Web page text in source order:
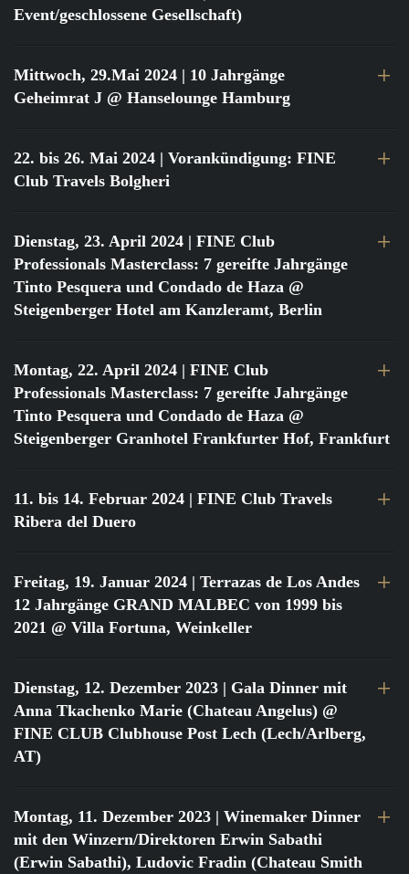
Event/geschlossene Gesellschaft)
Mittwoch, 29.Mai 2024 | 10 Jahrgänge
Geheimrat J @ Hanselounge Hamburg
22. bis 26. Mai 2024 | Vorankündigung: FINE
Club Travels Bolgheri
Dienstag, 23. April 2024 | FINE Club
Professionals Masterclass: 7 gereifte Jahrgänge
Tinto Pesquera und Condado de Haza @
Steigenberger Hotel am Kanzleramt, Berlin
Montag, 22. April 2024 | FINE Club
Professionals Masterclass: 7 gereifte Jahrgänge
Tinto Pesquera und Condado de Haza @
Steigenberger Granhotel Frankfurter Hof, Frankfurt
11. bis 14. Februar 2024 | FINE Club Travels
Ribera del Duero
Freitag, 19. Januar 2024 | Terrazas de Los Andes
12 Jahrgänge GRAND MALBEC von 1999 bis
2021 @ Villa Fortuna, Weinkeller
Dienstag, 12. Dezember 2023 | Gala Dinner mit
Anna Tkachenko Marie (Chateau Angelus) @
FINE CLUB Clubhouse Post Lech (Lech/Arlberg,
AT)
Montag, 11. Dezember 2023 | Winemaker Dinner
mit den Winzern/Direktoren Erwin Sabathi
(Erwin Sabathi), Ludovic Fradin (Chateau Smith